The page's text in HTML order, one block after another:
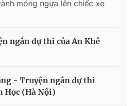
móng ngựa lên chiếc xe
ngắn dự thi của An Khê
- Truyện ngắn dự thi
Học (Hà Nội)